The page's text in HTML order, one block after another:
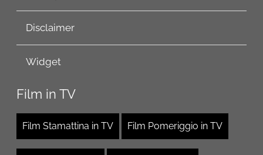
Disclaimer
Widget
Film in TV
Film Stamattina in TV Film Pomeriggio in TV